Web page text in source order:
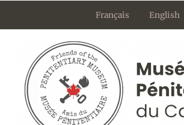
contenu
Français English